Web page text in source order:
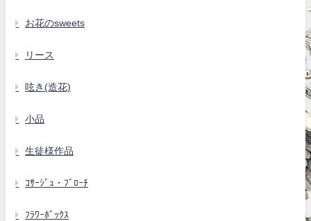
お花のsweets
リース
呟き(造花)
小品
生徒様作品
ｺｻｰｼﾞｭ・ﾌﾞﾛｰﾁ
ﾌﾗﾜｰﾎﾞｯｸｽ